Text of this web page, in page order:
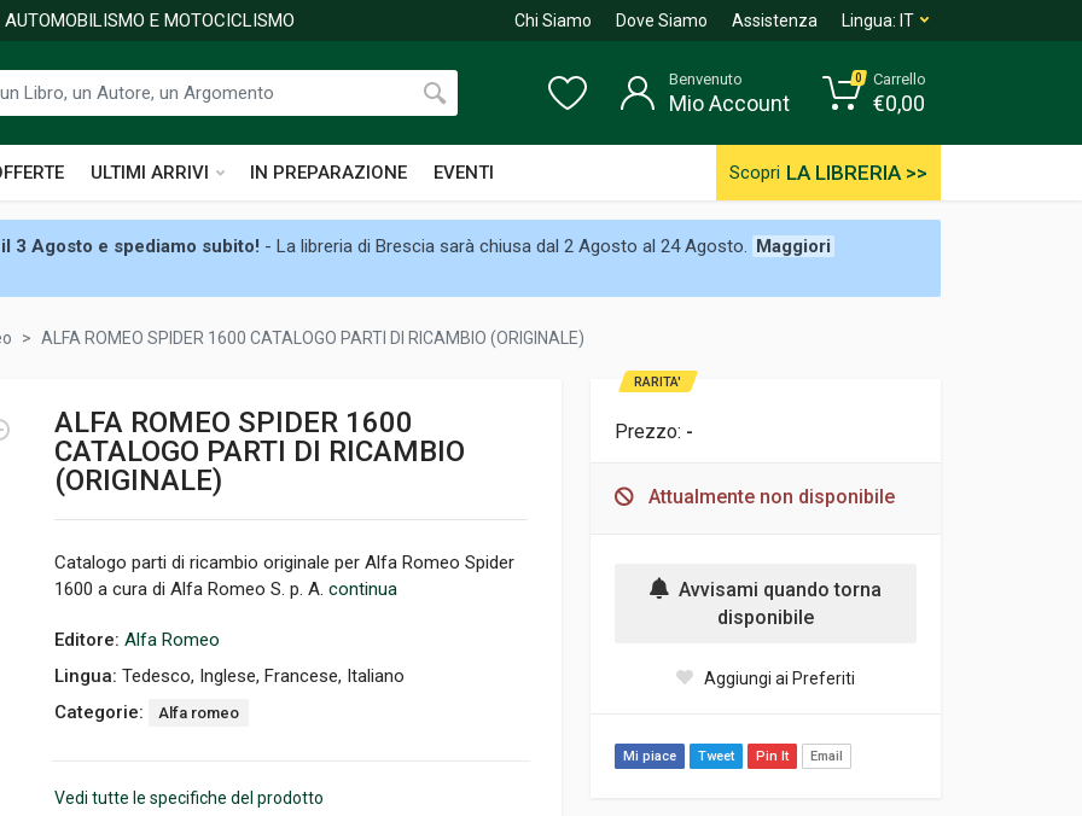
E MOTOCICLISMO Chi Siamo Dove Siamo Assistenza Lingua: IT
ULTIMI ARRIVI IN PREPARAZIONE EVENTI Scopri LA LIBRERIA >>
Benvenuto
Mio Account
0 Carrello
€0,00
3 Agosto e spediamo subito! - La libreria di Brescia sarà chiusa dal 2 Agosto al 24 Agosto. Maggiori
ALFA ROMEO SPIDER 1600 CATALOGO PARTI DI RICAMBIO (ORIGINALE)
ALFA ROMEO SPIDER 1600
CATALOGO PARTI DI RICAMBIO
(ORIGINALE)
Catalogo parti di ricambio originale per Alfa Romeo Spider
1600 a cura di Alfa Romeo S. p. A. continua
Editore: Alfa Romeo
Lingua: Tedesco, Inglese, Francese, Italiano
Categorie:
Alfa romeo
Vedi tutte le specifiche del prodotto
RARITA'
Prezzo: -
Attualmente non disponibile
Avvisami quando torna
disponibile
Aggiungi ai Preferiti
Mi piace Tweet Pin It Email